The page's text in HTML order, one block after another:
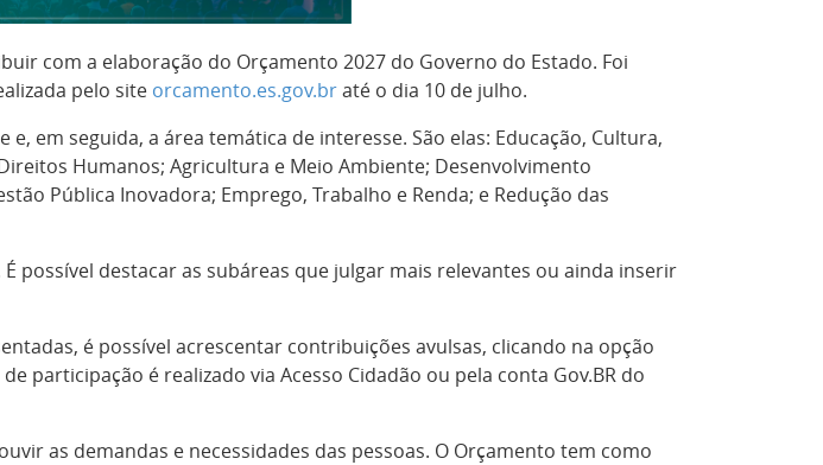
com a elaboração do Orçamento 2027 do Governo do Estado. Foi
pelo site orcamento.es.gov.braté o dia 10 de julho.
em seguida, a área temática de interesse. São elas: Educação, Cultura,
Humanos; Agricultura e Meio Ambiente; Desenvolvimento
Pública Inovadora; Emprego, Trabalho e Renda; e Redução das
possível destacar as subáreas que julgar mais relevantes ou ainda inserir
é possível acrescentar contribuições avulsas, clicando na opção
participação é realizado via Acesso Cidadão ou pela conta Gov.BR do
as demandas e necessidades das pessoas. O Orçamento tem como